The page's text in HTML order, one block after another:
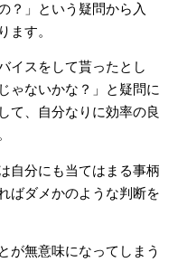
？」という疑問から入
ます。
イスをして貰ったとし
ゃないかな？」と疑問に
て、自分なりに効率の良
自分にも当てはまる事柄
ばダメかのような判断を
が無意味になってしまう